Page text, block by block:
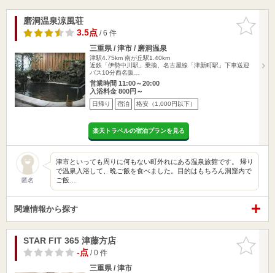
お気に入
りに追加
磨洞温泉涼風荘
3.5点/ 6 件
三重県 / 津市 / 磨洞温泉
津駅4.75km 南が丘駅1.40km
近鉄「伊勢中川駅」乗換、名古屋線「津新町駅」下車送迎
バス10分西名阪…
営業時間 11:00～20:00
入浴料金 800円～
日帰り 宿泊 格安（1,000円以下）
楽天トラベルの宿泊プランを見る
匿名
津市といっても周りに何もない町外れにある温泉旅館です。 帰り
で温泉入浴して、晩ご飯を食べました。目的はもちろん洞窟内で
ご飯…
関連情報から探す
お気に入
りに追加
STAR FIT 365 津藤方店
-点/ 0 件
三重県 / 津市